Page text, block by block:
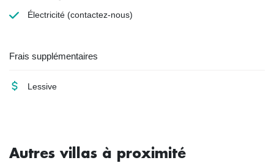
Électricité (contactez-nous)
Frais supplémentaires
Lessive
Autres villas à proximité